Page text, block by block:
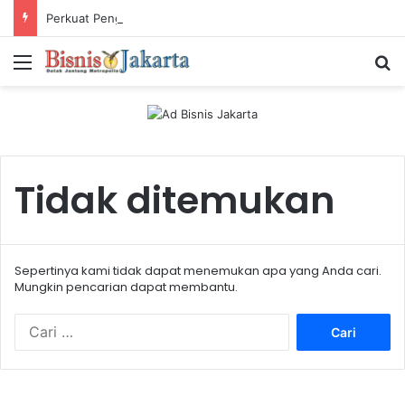
Menu
Tidak ditemukan
Sepertinya kami tidak dapat menemukan apa yang Anda cari.
Mungkin pencarian dapat membantu.